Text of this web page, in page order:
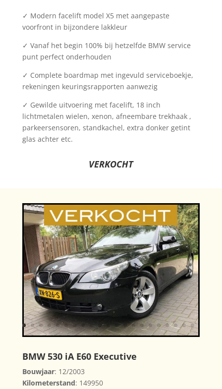
✓ Modern facelift model X5 met aangepaste
voorfront in bijzondere lakkleur
✓ Vanaf het begin 100% bij hetzelfde BMW service
punt perfect onderhouden
✓ Complete boardmap met ingevuld serviceboekje,
rekeningen keuringsrapporten aanwezig
✓ Gewilde uitvoering met facelift, 18 inch
lichtmetalen wielen, xenon, afneembare trekhaak ,
parkeersensoren, standkachel, extra donker getint
glas achter etc.
VERKOCHT
BMW 530 iA E60 Executive
Bouwjaar: 12/2003
Kilometerstand: 149950